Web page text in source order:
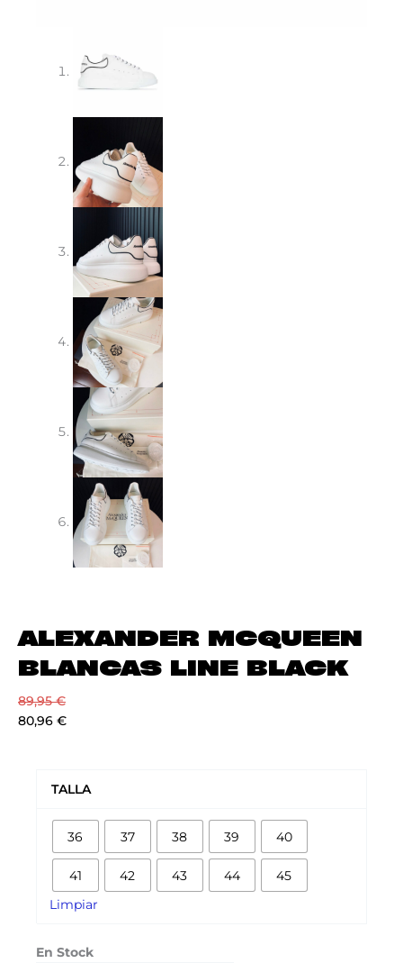
ALEXANDER MCQUEEN
BLANCAS LINE BLACK
89,95€
80,96 €
TALLA
36 37 38 39 40
41 42 43 44 45
Limpiar
En Stock
LINE
BLACK
cantidad